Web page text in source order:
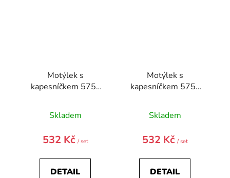
Motýlek s
kapesníčkem 575-
Skladem
532 Kč / set
DETAIL
Motýlek s
kapesníčkem 575-
Skladem
532 Kč / set
DETAIL